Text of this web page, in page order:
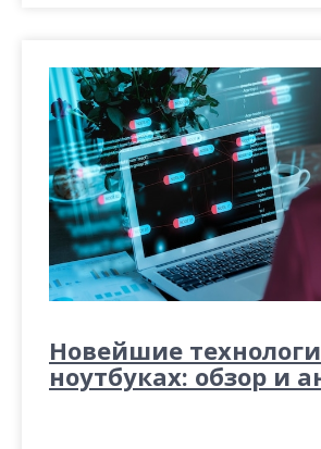
Новейшие
ноутбуках: обзор и